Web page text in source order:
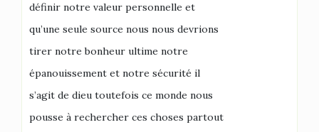
définir notre valeur personnelle et
qu’une seule source nous nous devrions
tirer notre bonheur ultime notre
épanouissement et notre sécurité il
s’agit de dieu toutefois ce monde nous
pousse à rechercher ces choses partout